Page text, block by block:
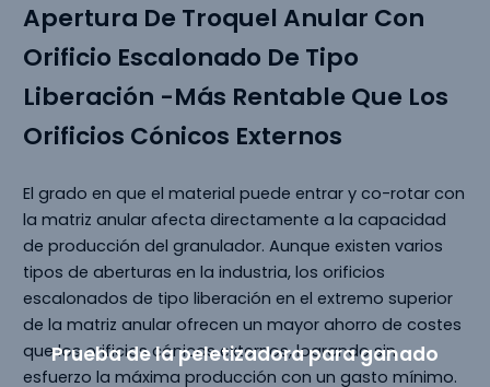
Prueba de la peletizadora para ganado
Apertura De Troquel Anular Con
Orificio Escalonado De Tipo
Liberación -Más Rentable Que Los
Orificios Cónicos Externos
El grado en que el material puede entrar y co-rotar con
la matriz anular afecta directamente a la capacidad
de producción del granulador. Aunque existen varios
tipos de aberturas en la industria, los orificios
escalonados de tipo liberación en el extremo superior
de la matriz anular ofrecen un mayor ahorro de costes
que los orificios cónicos externos, logrando sin
esfuerzo la máxima producción con un gasto mínimo.